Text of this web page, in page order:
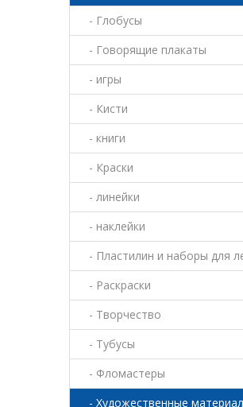
- Глобусы
- Говорящие плакаты
- игры
- Кисти
- книги
- Краски
- линейки
- наклейки
- Пластилин и наборы для
- Раскраски
- Творчество
- Тубусы
- Фломастеры
- Художественные